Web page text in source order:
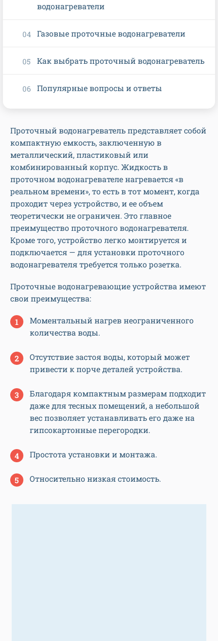
Проточный водонагреватель представляет собой
компактную емкость, заключенную в
металлический, пластиковый или
комбинированный корпус. Жидкость в
проточном водонагревателе нагревается «в
реальном времени», то есть в тот момент, когда
проходит через устройство, и ее объем
теоретически не ограничен. Это главное
преимущество проточного водонагревателя.
Кроме того, устройство легко монтируется и
подключается — для установки проточного
водонагревателя требуется только розетка.
Проточные водонагревающие устройства имеют
свои преимущества:
Моментальный нагрев неограниченного
количества воды.
Отсутствие застоя воды, который может
привести к порче деталей устройства.
Благодаря компактным размерам подходит
даже для тесных помещений, а небольшой
вес позволяет устанавливать его даже на
гипсокартонные перегородки.
Простота установки и монтажа.
Относительно низкая стоимость.
водонагреватели
Газовые проточные водонагреватели
Как выбрать проточный водонагреватель
Популярные вопросы и ответы